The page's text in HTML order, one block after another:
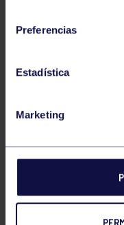
Preferencias
Estadística
Marketing
PROGRAMA